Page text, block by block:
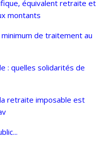
équivalent retraite et
montants
de traitement au
: quelles solidarités de
retraite imposable est